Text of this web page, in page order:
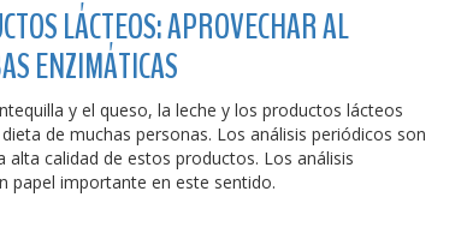
LÁCTEOS: APROVECHAR AL
ENZIMÁTICAS
y el queso, la leche y los productos lácteos
de muchas personas. Los análisis periódicos son
alta calidad de estos productos. Los análisis
papel importante en este sentido.